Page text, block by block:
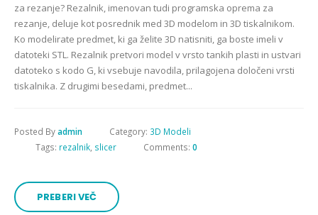
za rezanje? Rezalnik, imenovan tudi programska oprema za
rezanje, deluje kot posrednik med 3D modelom in 3D tiskalnikom.
Ko modelirate predmet, ki ga želite 3D natisniti, ga boste imeli v
datoteki STL. Rezalnik pretvori model v vrsto tankih plasti in ustvari
datoteko s kodo G, ki vsebuje navodila, prilagojena določeni vrsti
tiskalnika. Z drugimi besedami, predmet...
Posted Byadmin Category: 3D Modeli
Tags: rezalnik slicer Comments: 0
PREBERI VEČ